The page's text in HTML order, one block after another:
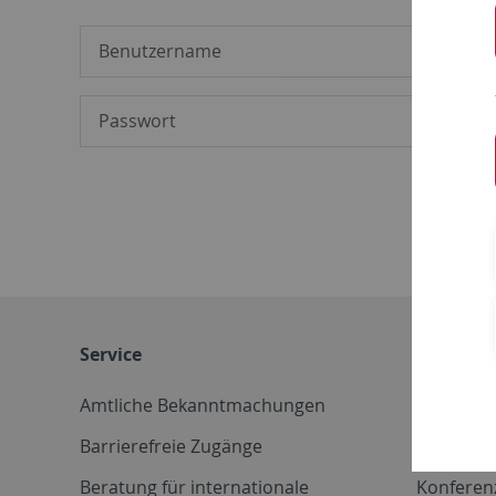
Service
Amtliche Bekanntmachungen
Barrierefreie Zugänge
Beratung für internationale